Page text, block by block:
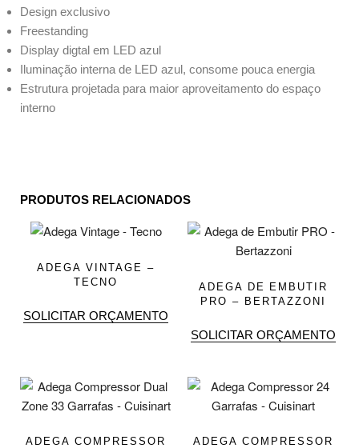
Design exclusivo
Freestanding
Display digtal em LED azul
Iluminação interna de LED azul, consome pouca energia
Estrutura projetada para maior aproveitamento do espaço
interno
PRODUTOS RELACIONADOS
ADEGA VINTAGE –
TECNO
SOLICITAR ORÇAMENTO
ADEGA DE EMBUTIR
PRO – BERTAZZONI
SOLICITAR ORÇAMENTO
ADEGA COMPRESSOR
ADEGA COMPRESSOR